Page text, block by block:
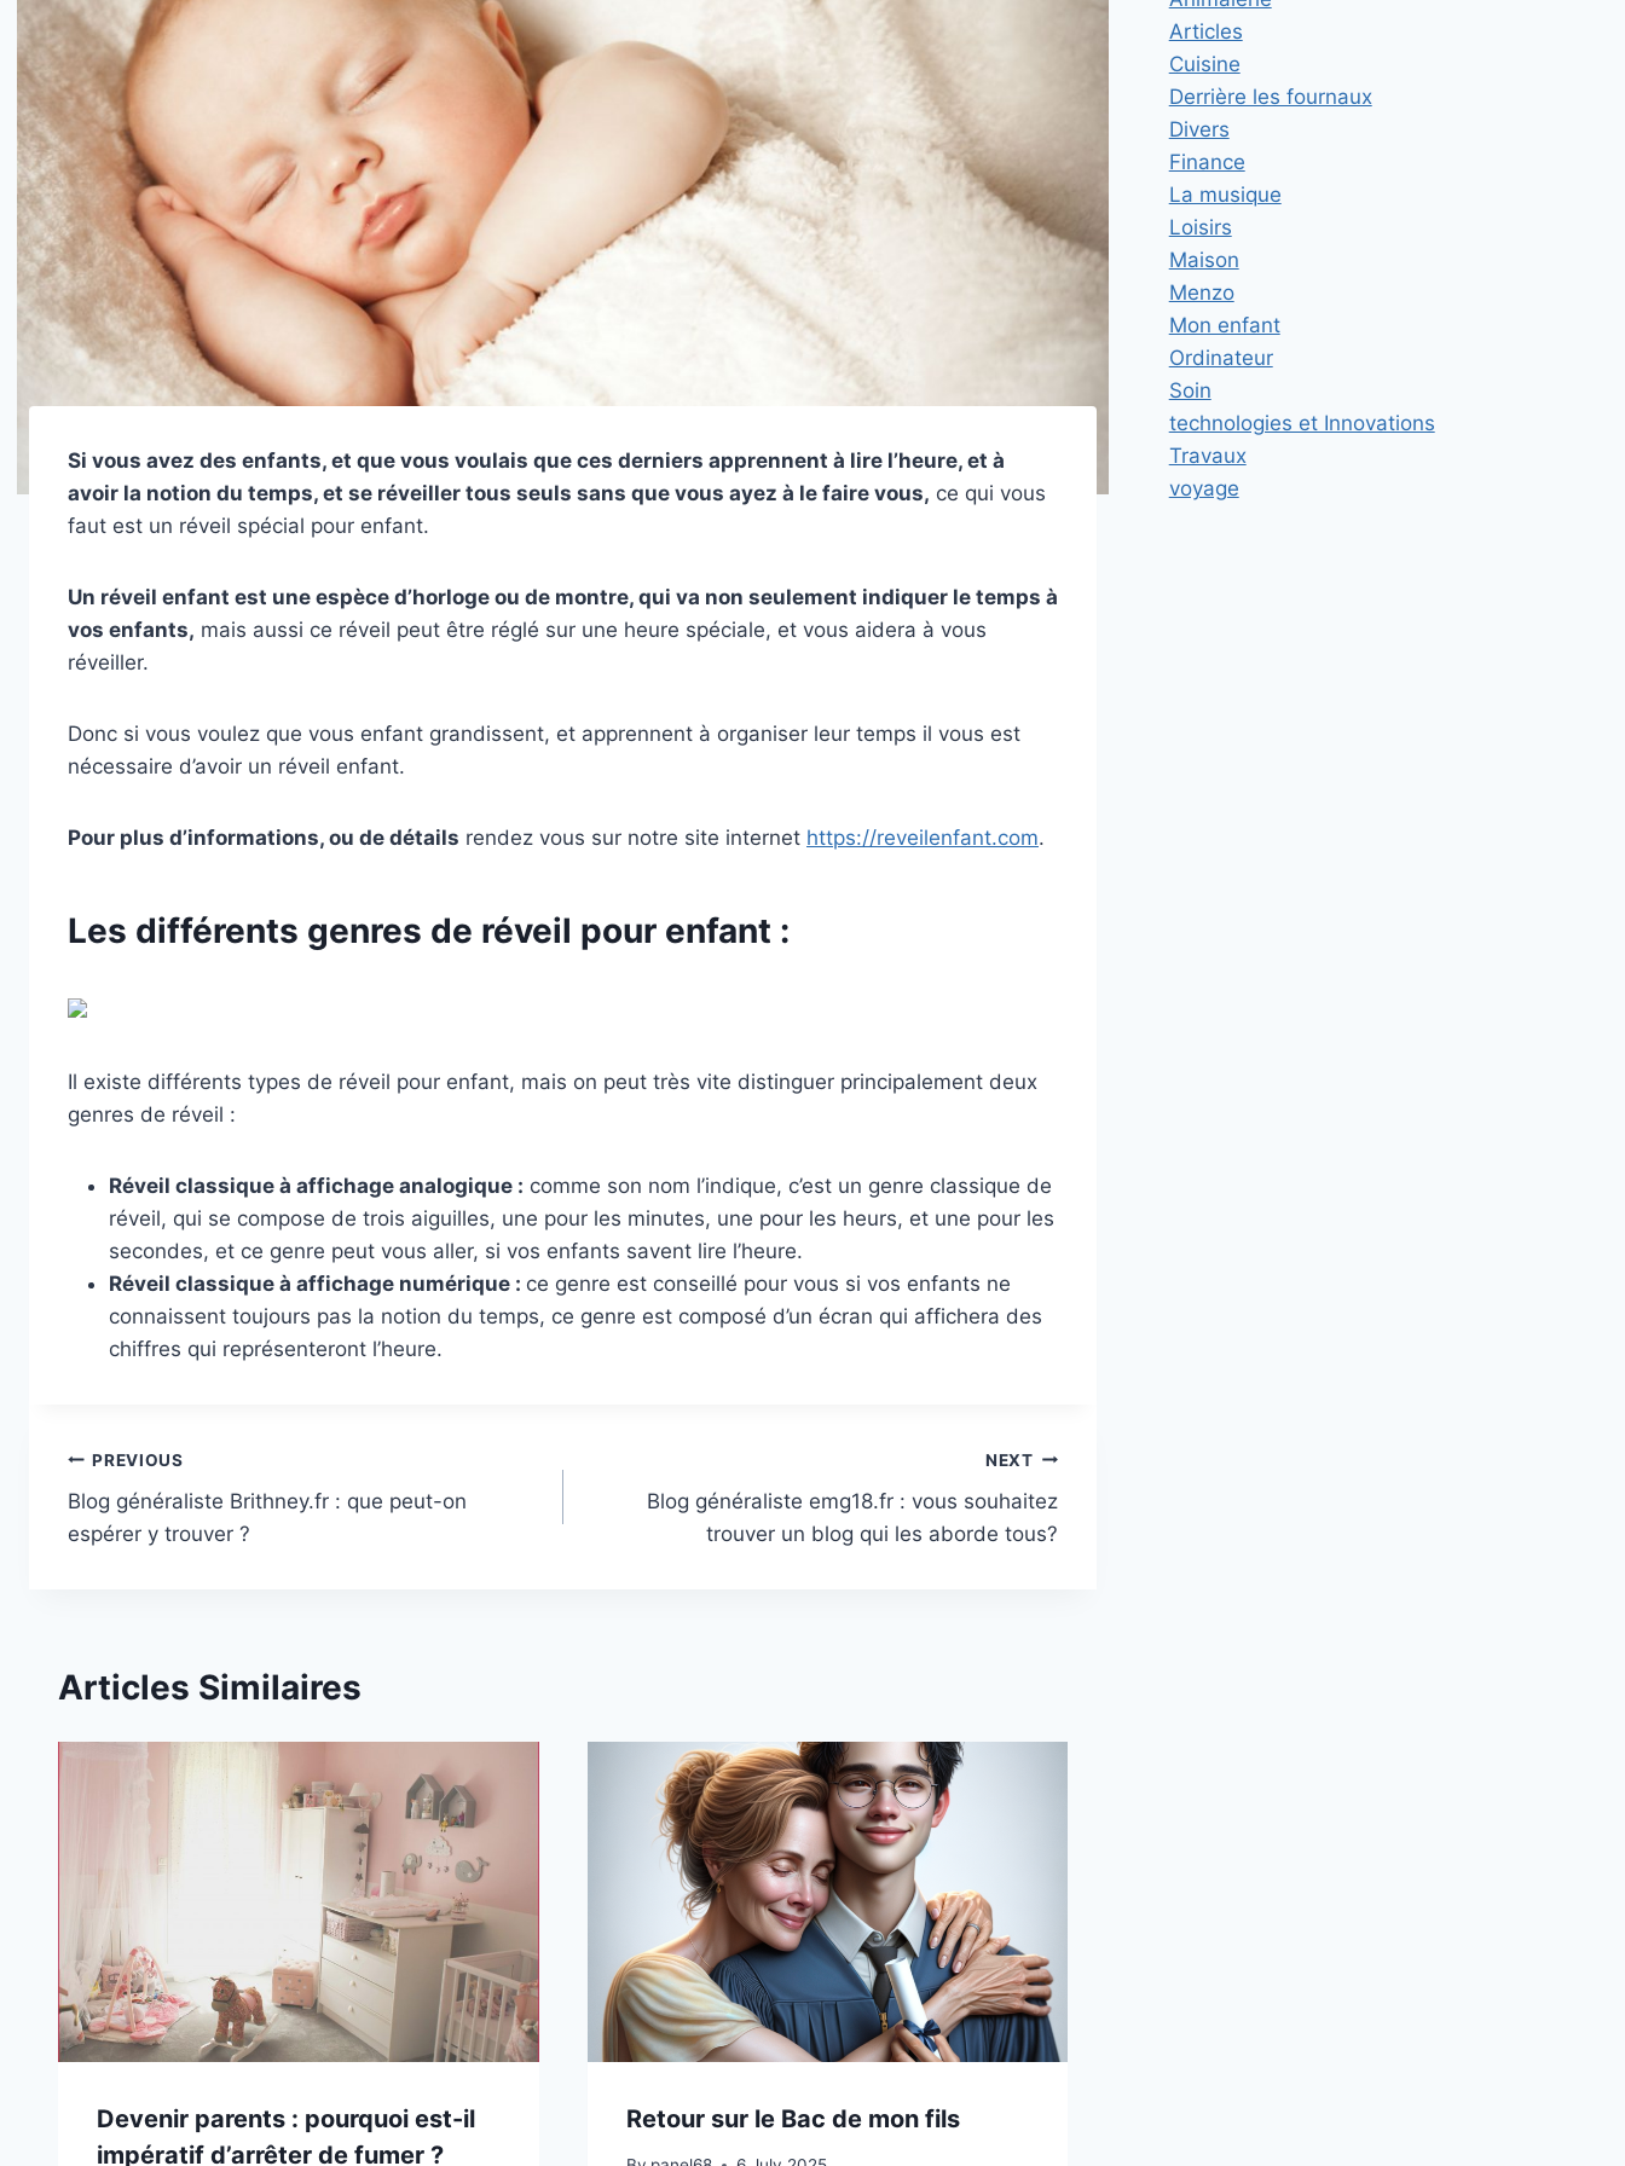
Si vous avez des enfants, et que vous voulais que ces derniers apprennent à lire l’heure, et à
avoir la notion du temps, et se réveiller tous seuls sans que vous ayez à le faire vous, ce qui vous
faut est un réveil spécial pour enfant.
Un réveil enfant est une espèce d’horloge ou de montre, qui va non seulement indiquer le temps à
vos enfants, mais aussi ce réveil peut être réglé sur une heure spéciale, et vous aidera à vous
réveiller.
Donc si vous voulez que vous enfant grandissent, et apprennent à organiser leur temps il vous est
nécessaire d’avoir un réveil enfant.
Pour plus d’informations, ou de détails rendez vous sur notre site internet https://reveilenfant.com.
Les différents genres de réveil pour enfant :
Il existe différents types de réveil pour enfant, mais on peut très vite distinguer principalement deux
genres de réveil :
Réveil classique à affichage analogique : comme son nom l’indique, c’est un genre classique de
réveil, qui se compose de trois aiguilles, une pour les minutes, une pour les heurs, et une pour les
secondes, et ce genre peut vous aller, si vos enfants savent lire l’heure.
Réveil classique à affichage numérique : ce genre est conseillé pour vous si vos enfants ne
connaissent toujours pas la notion du temps, ce genre est composé d’un écran qui affichera des
chiffres qui représenteront l’heure.
Post
navigation
PREVIOUS
Blog généraliste Brithney.fr : que peut-on
espérer y trouver ?
NEXT
Blog généraliste emg18.fr : vous souhaitez
trouver un blog qui les aborde tous?
Articles Similaires
Devenir parents : pourquoi est-il
impératif d’arrêter de fumer ?
Retour sur le Bac de mon fils
Articles
Cuisine
Derrière les fournaux
Divers
Finance
La musique
Loisirs
Maison
Menzo
Mon enfant
Ordinateur
Soin
technologies et Innovations
Travaux
voyage